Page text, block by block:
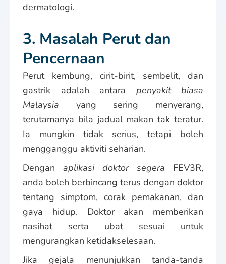
dermatologi.
3. Masalah Perut dan
Pencernaan
Perut kembung, cirit-birit, sembelit, dan
gastrik adalah antara penyakit biasa
Malaysia yang sering menyerang,
terutamanya bila jadual makan tak teratur.
Ia mungkin tidak serius, tetapi boleh
mengganggu aktiviti seharian.
Dengan aplikasi doktor segera FEV3R,
anda boleh berbincang terus dengan doktor
tentang simptom, corak pemakanan, dan
gaya hidup. Doktor akan memberikan
nasihat serta ubat sesuai untuk
mengurangkan ketidakselesaan.
Jika gejala menunjukkan tanda-tanda